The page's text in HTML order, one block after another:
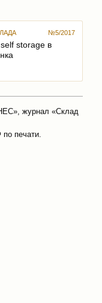
№5/2017
storage в
журнал «Склад
печати.